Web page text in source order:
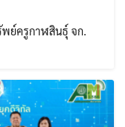
ย์ครูกาฬสินธุ์ จก.